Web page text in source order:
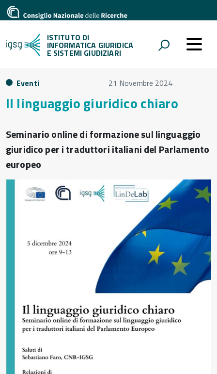
ISTITUTO DI
INFORMATICA GIURIDICA
E SISTEMI GIUDIZIARI
Eventi 21 Novembre 2024
Il linguaggio giuridico chiaro
Seminario online di formazione sul linguaggio
giuridico per i traduttori italiani del Parlamento
europeo